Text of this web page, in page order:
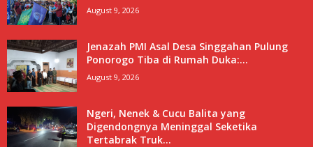
August 9, 2026
Jenazah PMI Asal Desa Singgahan Pulung
Ponorogo Tiba di Rumah Duka:...
August 9, 2026
Ngeri, Nenek & Cucu Balita yang
Digendongnya Meninggal Seketika
Tertabrak Truk...